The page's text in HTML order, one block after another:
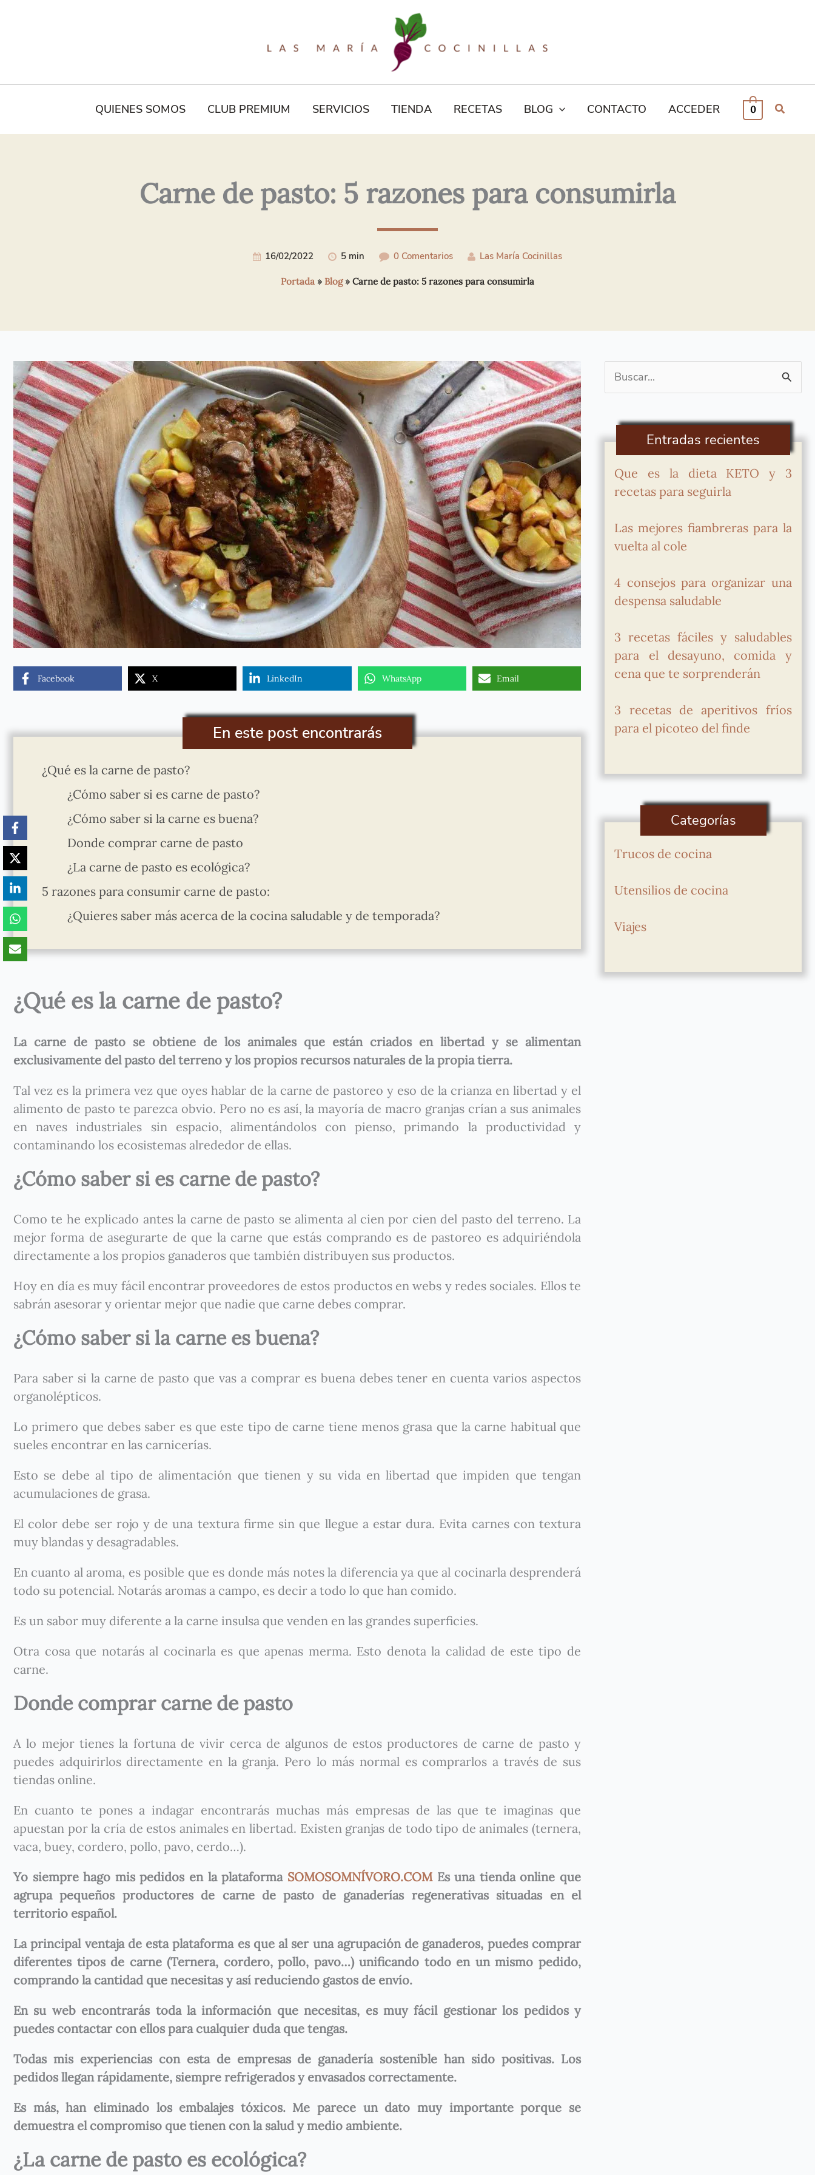
QUIENES SOMOS CLUB PREMIUM SERVICIOS TIENDA RECETAS BLOG CONTACTO ACCEDER 0
Carne de pasto: 5 razones para consumirla
16/02/2022 5 min 0 Comentarios Las María Cocinillas
Portada » Blog» Carne de pasto: 5 razones para consumirla
Facebook X LinkedIn WhatsApp Email
En este post encontrarás
¿Qué es la carne de pasto?
¿Cómo saber si es carne de pasto?
¿Cómo saber si la carne es buena?
Donde comprar carne de pasto
¿La carne de pasto es ecológica?
5 razones para consumir carne de pasto:
¿Quieres saber más acerca de la cocina saludable y de temporada?
¿Qué es la carne de pasto?
La carne de pasto se obtiene de los animales que están criados en libertad y se alimentan
exclusivamente del pasto del terreno y los propios recursos naturales de la propia tierra.
Tal vez es la primera vez que oyes hablar de la carne de pastoreo y eso de la crianza en libertad y el
alimento de pasto te parezca obvio. Pero no es así, la mayoría de macro granjas crían a sus animales
en naves industriales sin espacio, alimentándolos con pienso, primando la productividad y
contaminando los ecosistemas alrededor de ellas.
¿Cómo saber si es carne de pasto?
Como te he explicado antes la carne de pasto se alimenta al cien por cien del pasto del terreno. La
mejor forma de asegurarte de que la carne que estás comprando es de pastoreo es adquiriéndola
directamente a los propios ganaderos que también distribuyen sus productos.
Hoy en día es muy fácil encontrar proveedores de estos productos en webs y redes sociales. Ellos te
sabrán asesorar y orientar mejor que nadie que carne debes comprar.
¿Cómo saber si la carne es buena?
Para saber si la carne de pasto que vas a comprar es buena debes tener en cuenta varios aspectos
organolépticos.
Lo primero que debes saber es que este tipo de carne tiene menos grasa que la carne habitual que
sueles encontrar en las carnicerías.
Esto se debe al tipo de alimentación que tienen y su vida en libertad que impiden que tengan
acumulaciones de grasa.
El color debe ser rojo y de una textura firme sin que llegue a estar dura. Evita carnes con textura
muy blandas y desagradables.
En cuanto al aroma, es posible que es donde más notes la diferencia ya que al cocinarla desprenderá
todo su potencial. Notarás aromas a campo, es decir a todo lo que han comido.
Es un sabor muy diferente a la carne insulsa que venden en las grandes superficies.
Otra cosa que notarás al cocinarla es que apenas merma. Esto denota la calidad de este tipo de
carne.
Donde comprar carne de pasto
A lo mejor tienes la fortuna de vivir cerca de algunos de estos productores de carne de pasto y
puedes adquirirlos directamente en la granja. Pero lo más normal es comprarlos a través de sus
tiendas online.
En cuanto te pones a indagar encontrarás muchas más empresas de las que te imaginas que
apuestan por la cría de estos animales en libertad. Existen granjas de todo tipo de animales (ternera,
vaca, buey, cordero, pollo, pavo, cerdo…).
Yo siempre hago mis pedidos en la plataforma SOMOSOMNÍVORO.COMEs una tienda online que
agrupa pequeños productores de carne de pasto de ganaderías regenerativas situadas en el
territorio español.
La principal ventaja de esta plataforma es que al ser una agrupación de ganaderos, puedes comprar
diferentes tipos de carne (Ternera, cordero, pollo, pavo…) unificando todo en un mismo pedido,
comprando la cantidad que necesitas y así reduciendo gastos de envío.
En su web encontrarás toda la información que necesitas, es muy fácil gestionar los pedidos y
puedes contactar con ellos para cualquier duda que tengas.
Todas mis experiencias con esta de empresas de ganadería sostenible han sido positivas. Los
pedidos llegan rápidamente, siempre refrigerados y envasados correctamente.
Es más, han eliminado los embalajes tóxicos. Me parece un dato muy importante porque se
demuestra el compromiso que tienen con la salud y medio ambiente.
¿La carne de pasto es ecológica?
Electrónico*
Buscar
por:
Entradas recientes
Que es la dieta KETO y 3
recetas para seguirla
Las mejores fiambreras para la
vuelta al cole
4 consejos para organizar una
despensa saludable
3 recetas fáciles y saludables
para el desayuno, comida y
cena que te sorprenderán
3 recetas de aperitivos fríos
para el picoteo del finde
Categorías
Trucos de cocina
Utensilios de cocina
Viajes